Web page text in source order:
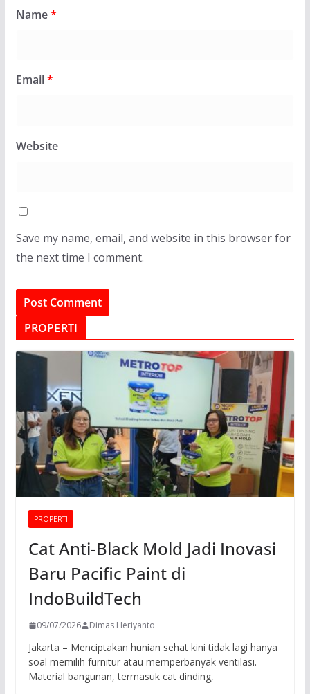
Name*
Email*
Website
Save my name, email, and website in this browser for
the next time I comment.
PROPERTI
PROPERTI
Cat Anti-Black Mold Jadi Inovasi
Baru Pacific Paint di
IndoBuildTech
09/07/2026 Dimas Heriyanto
Jakarta – Menciptakan hunian sehat kini tidak lagi hanya
soal memilih furnitur atau memperbanyak ventilasi.
Material bangunan, termasuk cat dinding,